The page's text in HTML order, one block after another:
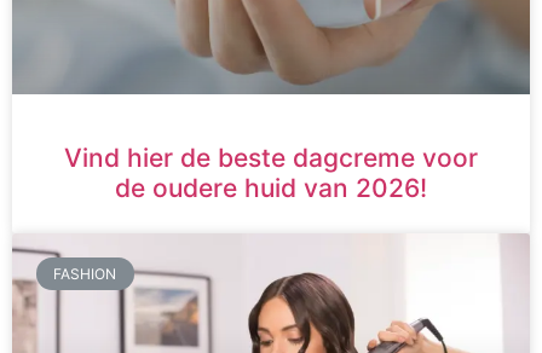
Vind hier de beste dagcreme voor
de oudere huid van 2026!
FASHION